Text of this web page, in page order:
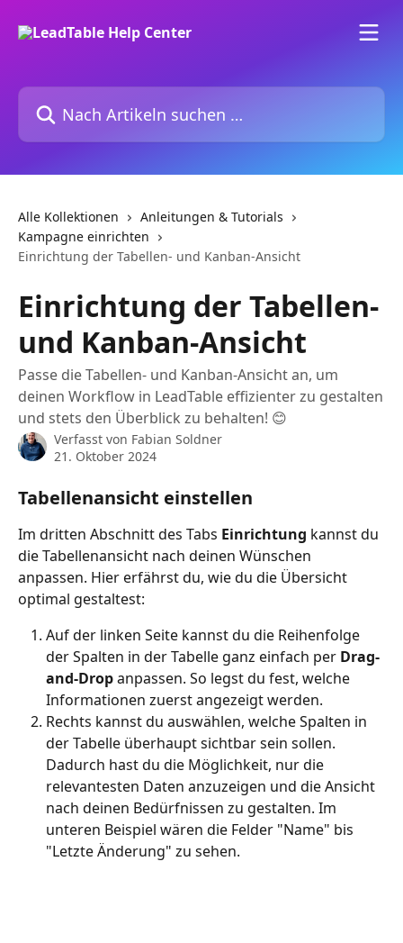
Nach Artikeln suchen …
Alle Kollektionen
Anleitungen & Tutorials
Kampagne einrichten
Einrichtung der Tabellen- und Kanban-Ansicht
Einrichtung der Tabellen-
und Kanban-Ansicht
Passe die Tabellen- und Kanban-Ansicht an, um
deinen Workflow in LeadTable effizienter zu gestalten
und stets den Überblick zu behalten! 😊
Verfasst von Fabian Soldner
21. Oktober 2024
Tabellenansicht einstellen
Im dritten Abschnitt des Tabs Einrichtung kannst du
die Tabellenansicht nach deinen Wünschen
anpassen. Hier erfährst du, wie du die Übersicht
optimal gestaltest:
Auf der linken Seite kannst du die Reihenfolge
der Spalten in der Tabelle ganz einfach per Drag-
and-Drop anpassen. So legst du fest, welche
Informationen zuerst angezeigt werden.
Rechts kannst du auswählen, welche Spalten in
der Tabelle überhaupt sichtbar sein sollen.
Dadurch hast du die Möglichkeit, nur die
relevantesten Daten anzuzeigen und die Ansicht
nach deinen Bedürfnissen zu gestalten. Im
unteren Beispiel wären die Felder "Name" bis
"Letzte Änderung" zu sehen.